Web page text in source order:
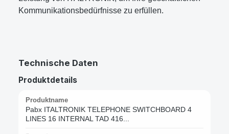
Kommunikationsbedürfnisse zu erfüllen.
Technische Daten
Produktdetails
Produktname
Pabx ITALTRONIK TELEPHONE SWITCHBOARD 4
LINES 16 INTERNAL TAD 416...